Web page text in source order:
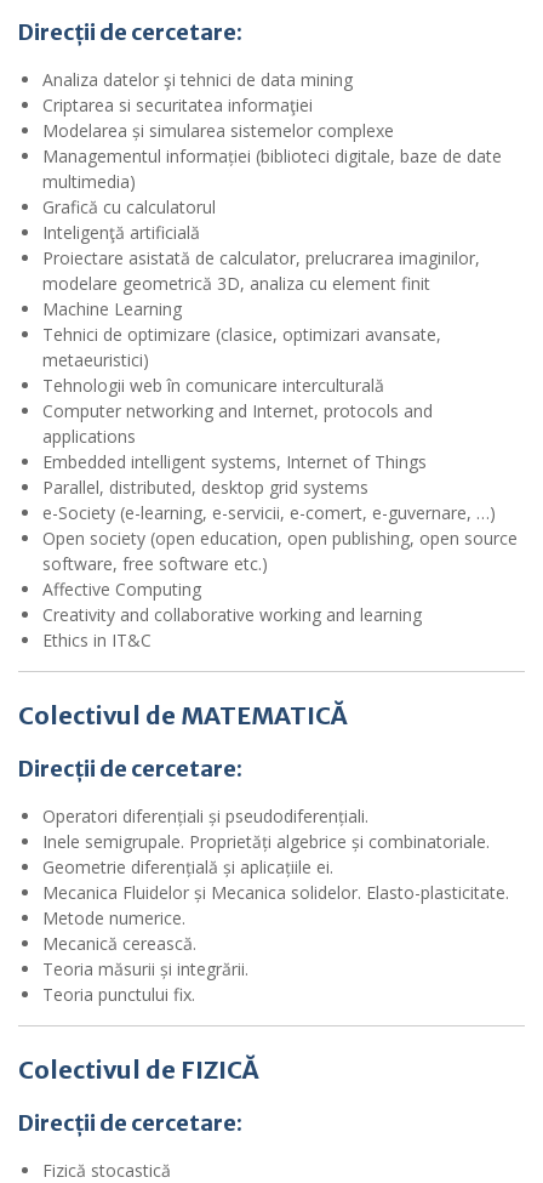
Direcții de cercetare:
Analiza datelor şi tehnici de data mining
Criptarea si securitatea informaţiei
Modelarea și simularea sistemelor complexe
Managementul informației (biblioteci digitale, baze de date
multimedia)
Grafică cu calculatorul
Inteligenţă artificială
Proiectare asistată de calculator, prelucrarea imaginilor,
modelare geometrică 3D, analiza cu element finit
Machine Learning
Tehnici de optimizare (clasice, optimizari avansate,
metaeuristici)
Tehnologii web în comunicare interculturală
Computer networking and Internet, protocols and
applications
Embedded intelligent systems, Internet of Things
Parallel, distributed, desktop grid systems
e-Society (e-learning, e-servicii, e-comert, e-guvernare, …)
Open society (open education, open publishing, open source
software, free software etc.)
Affective Computing
Creativity and collaborative working and learning
Ethics in IT&C
Colectivul de MATEMATICĂ
Direcții de cercetare:
Operatori diferențiali și pseudodiferențiali.
Inele semigrupale. Proprietăți algebrice și combinatoriale.
Geometrie diferențială și aplicațiile ei.
Mecanica Fluidelor și Mecanica solidelor. Elasto-plasticitate.
Metode numerice.
Mecanică cerească.
Teoria măsurii și integrării.
Teoria punctului fix.
Colectivul de FIZICĂ
Direcții de cercetare:
Fizică stocastică